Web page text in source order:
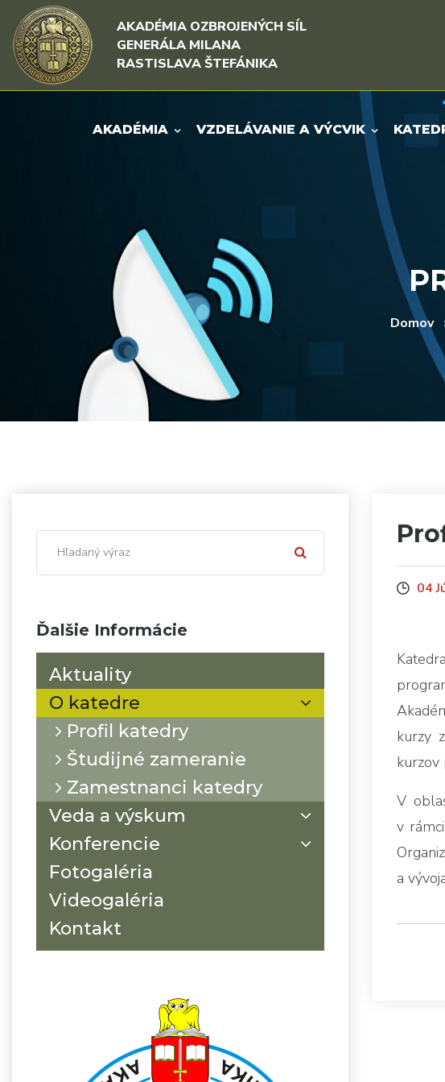
Rovno na obsah
Rovno na menu
AKADÉMIA OZBROJENÝCH SÍL
GENERÁLA MILANA
RASTISLAVA ŠTEFÁNIKA
AKADÉMIA VZDELÁVANIE A VÝCVIK
Domov
Ďalšie Informácie
Aktuality
O katedre
Profil katedry
Študijné zameranie
Zamestnanci katedry
Veda a výskum
Konferencie
Fotogaléria
Videogaléria
Kontakt
04
kurzy
kurzov
V
v
a